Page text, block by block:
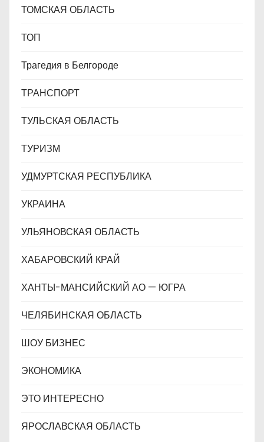
ТОМСКАЯ ОБЛАСТЬ
ТОП
Трагедия в Белгороде
ТРАНСПОРТ
ТУЛЬСКАЯ ОБЛАСТЬ
ТУРИЗМ
УДМУРТСКАЯ РЕСПУБЛИКА
УКРАИНА
УЛЬЯНОВСКАЯ ОБЛАСТЬ
ХАБАРОВСКИЙ КРАЙ
ХАНТЫ-МАНСИЙСКИЙ АО — ЮГРА
ЧЕЛЯБИНСКАЯ ОБЛАСТЬ
ШОУ БИЗНЕС
ЭКОНОМИКА
ЭТО ИНТЕРЕСНО
ЯРОСЛАВСКАЯ ОБЛАСТЬ